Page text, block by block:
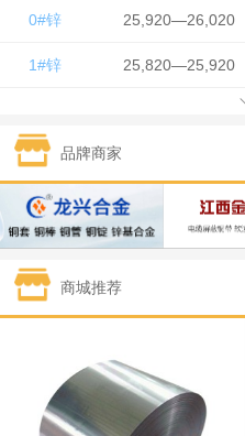
0#锌 25,920—26,020
1#锌 25,820—25,920
1#锡 434,000—436,000
1#镍 129,550—130,750
1#白银 15,100—15,110
钯金
89,000—95,000
2#锑 85,000—91,000
品牌商家
商城推荐